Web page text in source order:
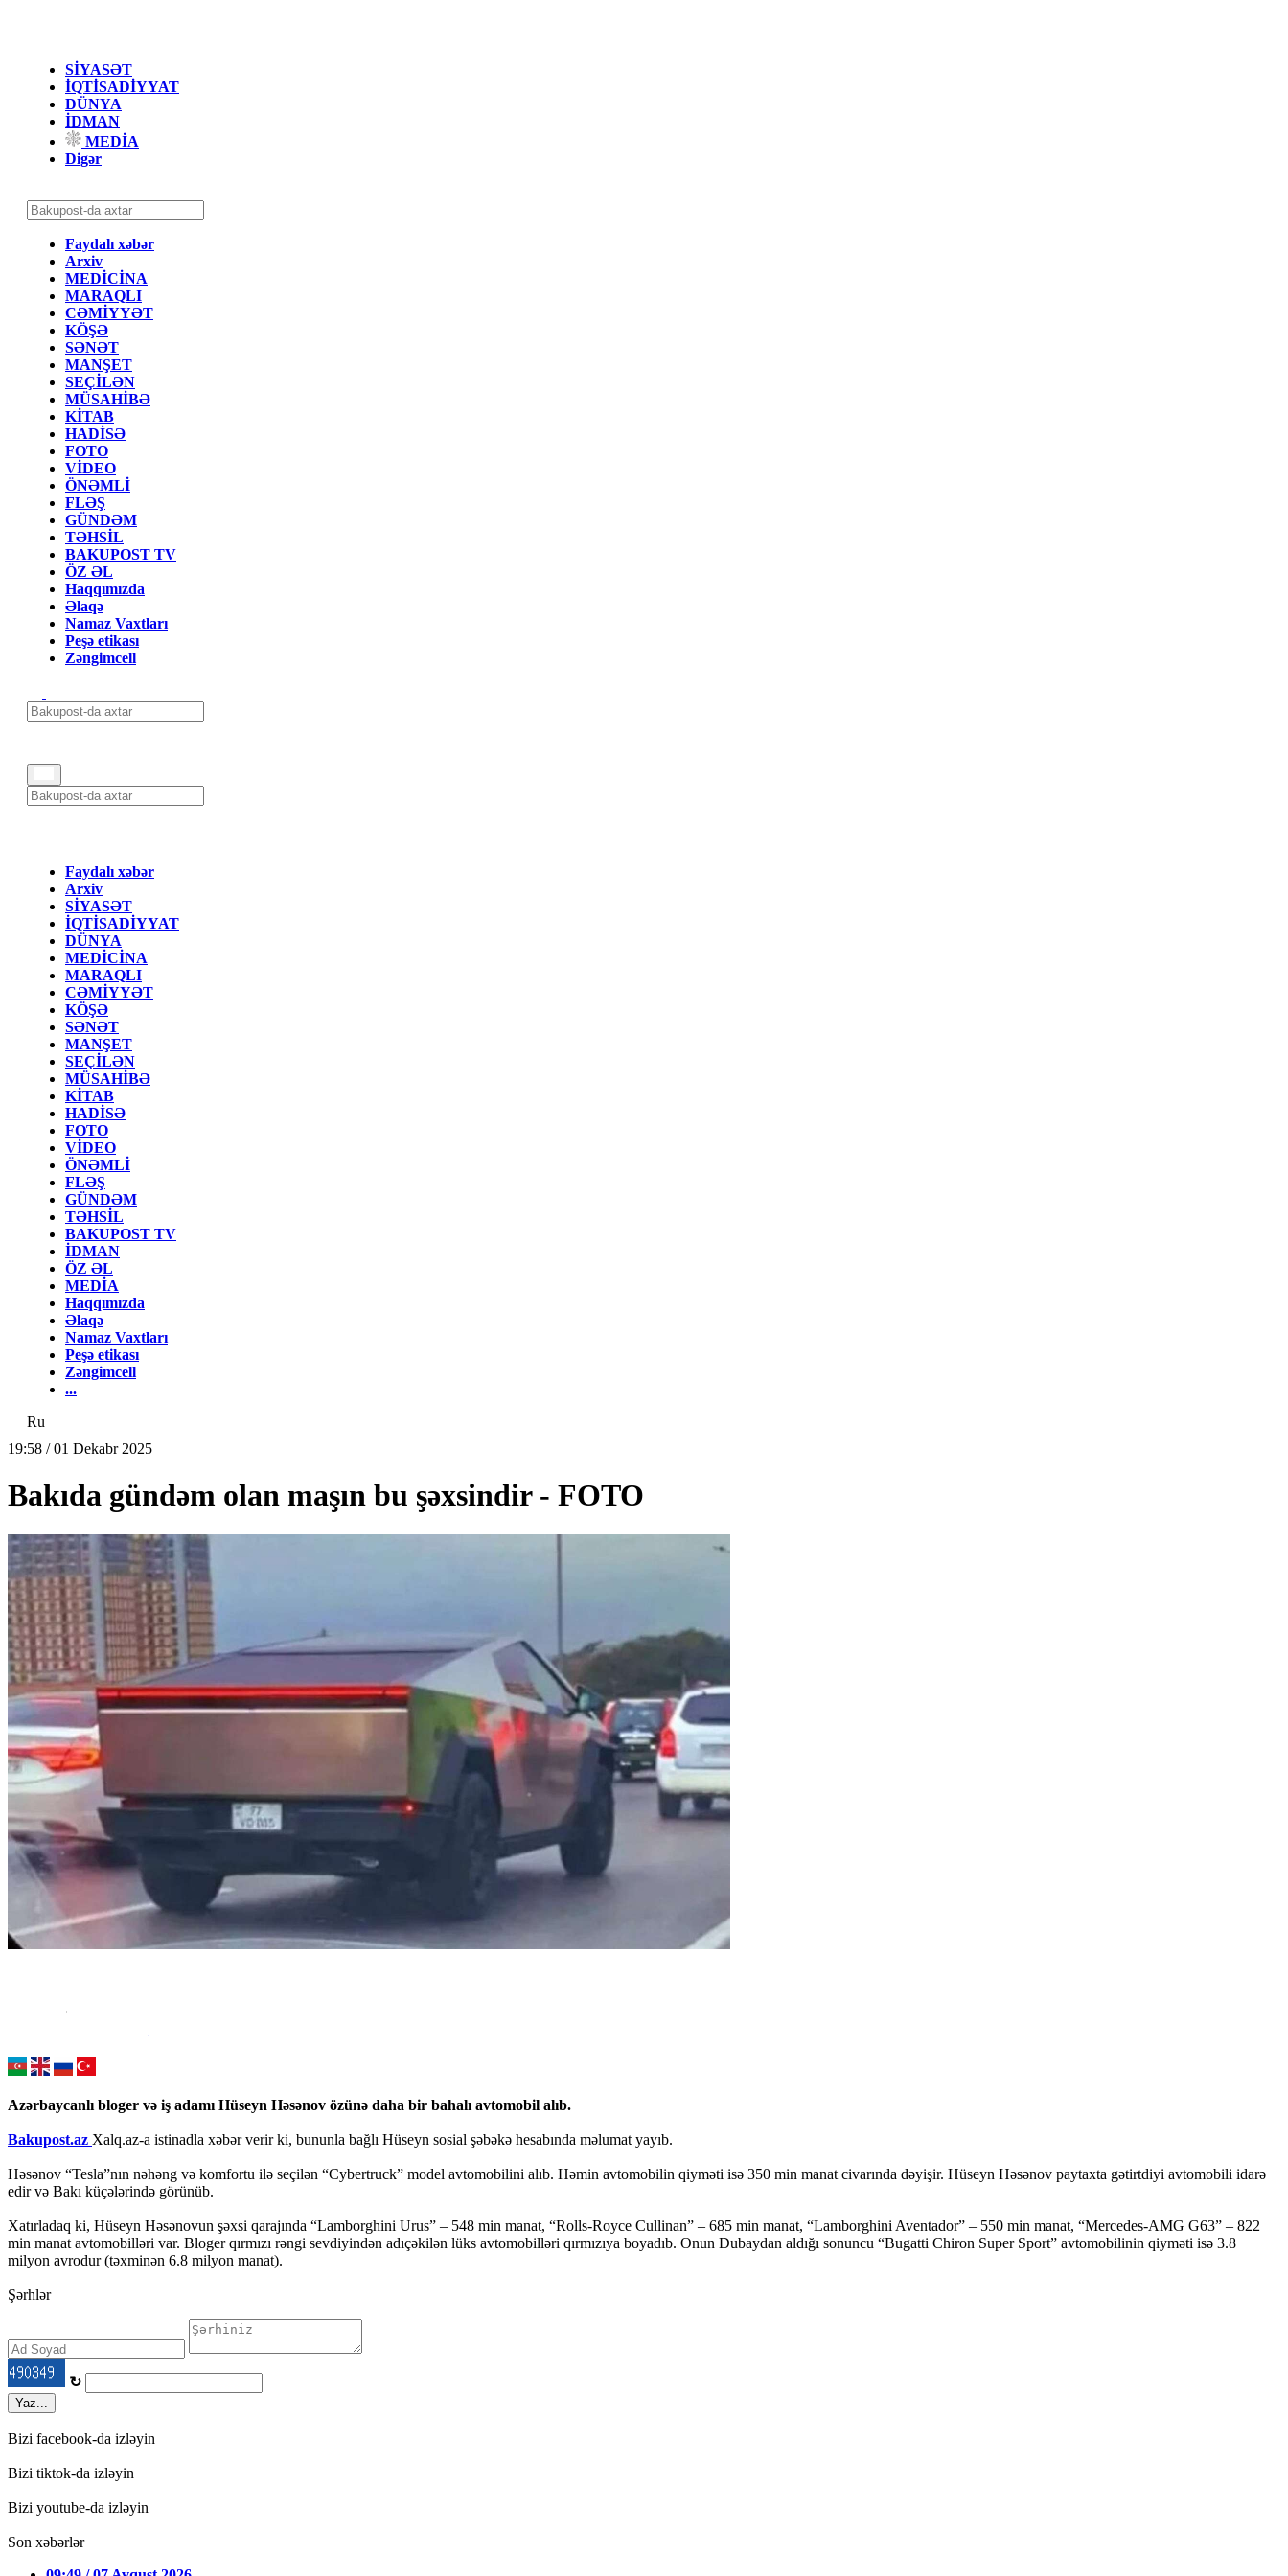
SİYASƏT
İQTİSADİYYAT
DÜNYA
İDMAN
MEDİA
Digər
Faydalı xəbər
Arxiv
MEDİCİNA
MARAQLI
CƏMİYYƏT
KÖŞƏ
SƏNƏT
MANŞET
SEÇİLƏN
MÜSAHİBƏ
KİTAB
HADİSƏ
FOTO
VİDEO
ÖNƏMLİ
FLƏŞ
GÜNDƏM
TƏHSİL
BAKUPOST TV
ÖZ ƏL
Haqqımızda
Əlaqə
Namaz Vaxtları
Peşə etikası
Zəngimcell
Faydalı xəbər
Arxiv
SİYASƏT
İQTİSADİYYAT
DÜNYA
MEDİCİNA
MARAQLI
CƏMİYYƏT
KÖŞƏ
SƏNƏT
MANŞET
SEÇİLƏN
MÜSAHİBƏ
KİTAB
HADİSƏ
FOTO
VİDEO
ÖNƏMLİ
FLƏŞ
GÜNDƏM
TƏHSİL
BAKUPOST TV
İDMAN
ÖZ ƏL
MEDİA
Haqqımızda
Əlaqə
Namaz Vaxtları
Peşə etikası
Zəngimcell
...
Ru
19:58 / 01 Dekabr 2025
Bakıda gündəm olan maşın bu şəxsindir - FOTO
Azərbaycanlı bloger və iş adamı Hüseyn Həsənov özünə daha bir bahalı avtomobil alıb.
Bakupost.az Xalq.az-a istinadla xəbər verir ki, bununla bağlı Hüseyn sosial şəbəkə hesabında məlumat yayıb.
Həsənov “Tesla”nın nəhəng və komfortu ilə seçilən “Cybertruck” model avtomobilini alıb. Həmin avtomobilin qiyməti isə 350 min manat civarında dəyişir. Hüseyn Həsənov paytaxta gətirtdiyi avtomobili idarə
edir və Bakı küçələrində görünüb.
Xatırladaq ki, Hüseyn Həsənovun şəxsi qarajında “Lamborghini Urus” – 548 min manat, “Rolls-Royce Cullinan” – 685 min manat, “Lamborghini Aventador” – 550 min manat, “Mercedes-AMG G63” – 822
min manat avtomobilləri var. Bloger qırmızı rəngi sevdiyindən adıçəkilən lüks avtomobilləri qırmızıya boyadıb. Onun Dubaydan aldığı sonuncu “Bugatti Chiron Super Sport” avtomobilinin qiyməti isə 3.8
milyon avrodur (təxminən 6.8 milyon manat).
Şərhlər
↻
Yaz...
Bizi facebook-da izləyin
Bizi tiktok-da izləyin
Bizi youtube-da izləyin
Son xəbərlər